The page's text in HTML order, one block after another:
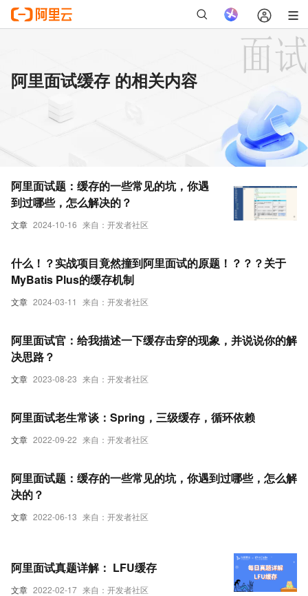
阿里面试缓存 的相关内容
文章 2024-10-16 来自：开发者社区
阿里面试题：缓存的一些常见的坑，你遇
到过哪些，怎么解决的？
文章 2024-03-11 来自：开发者社区
什么！？实战项目竟然撞到阿里面试的原题！？？？关于
MyBatis Plus的缓存机制
文章 2023-08-23 来自：开发者社区
阿里面试官：给我描述一下缓存击穿的现象，并说说你的解
决思路？
文章 2022-09-22 来自：开发者社区
阿里面试老生常谈：Spring，三级缓存，循环依赖
文章 2022-06-13 来自：开发者社区
阿里面试题：缓存的一些常见的坑，你遇到过哪些，怎么解
决的？
文章 2022-02-17 来自：开发者社区
阿里面试真题详解： LFU缓存